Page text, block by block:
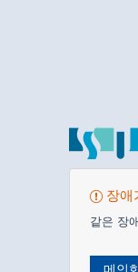
장애
같은 장